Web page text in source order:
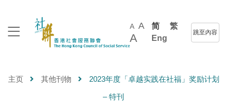
A A
A
简
繁
Eng
跳至內容
主页 其他刊物 2023年度「卓越实践在社福」奖励计划
– 特刊